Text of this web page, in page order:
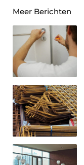
Meer Berichten